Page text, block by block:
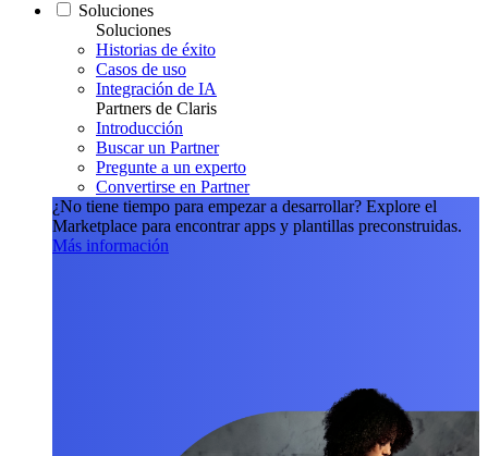
Soluciones
Soluciones
Historias de éxito
Casos de uso
Integración de IA
Partners de Claris
Introducción
Buscar un Partner
Pregunte a un experto
Convertirse en Partner
¿No tiene tiempo para empezar a desarrollar? Explore el
Marketplace para encontrar apps y plantillas preconstruidas.
Más información